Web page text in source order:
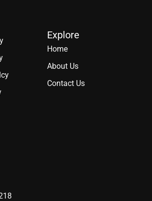
Explore
Home
About Us
Contact Us